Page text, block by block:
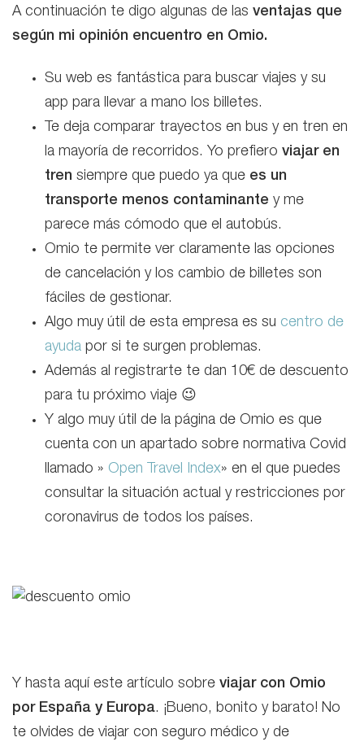
A continuación te digo algunas de las ventajas que
según mi opinión encuentro en Omio.
Su web es fantástica para buscar viajes y su
app para llevar a mano los billetes.
Te deja comparar trayectos en bus y en tren en
la mayoría de recorridos. Yo prefiero viajar en
tren siempre que puedo ya que es un
transporte menos contaminante y me
parece más cómodo que el autobús.
Omio te permite ver claramente las opciones
de cancelación y los cambio de billetes son
fáciles de gestionar.
Algo muy útil de esta empresa es su centro de
ayuda por si te surgen problemas.
Además al registrarte te dan 10€ de descuento
para tu próximo viaje 😉
Y algo muy útil de la página de Omio es que
cuenta con un apartado sobre normativa Covid
llamado » Open Travel Index» en el que puedes
consultar la situación actual y restricciones por
coronavirus de todos los países.
Y hasta aquí este artículo sobre viajar con Omio
por España y Europa. ¡Bueno, bonito y barato! No
te olvides de viajar con seguro médico y de